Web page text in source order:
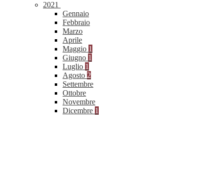
2021
Gennaio
Febbraio
Marzo
Aprile
Maggio 1
Giugno 1
Luglio 1
Agosto 2
Settembre
Ottobre
Novembre
Dicembre 1